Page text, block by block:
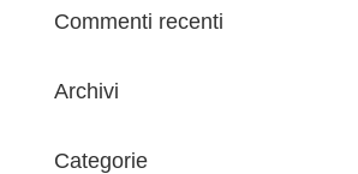
Commenti recenti
Archivi
Categorie